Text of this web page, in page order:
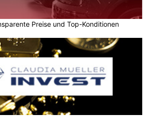
Preise und Top-Konditionen